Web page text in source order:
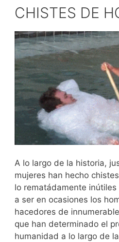
CHISTES DE
A lo largo de la historia,
mujeres han hecho
lo rematádamente
a ser en ocasiones los
hacedores de
que han determinado el
humanidad a lo largo de